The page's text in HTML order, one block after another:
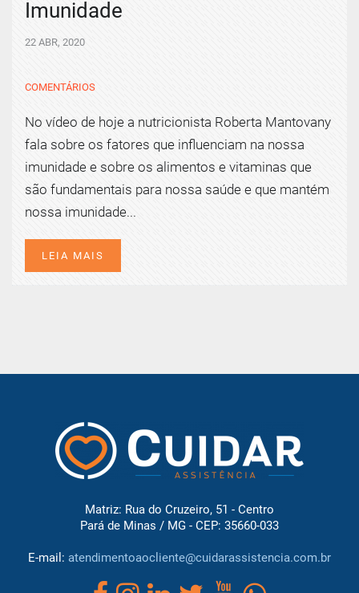
Imunidade
22 ABR, 2020
COMENTÁRIOS
No vídeo de hoje a nutricionista Roberta Mantovany
fala sobre os fatores que influenciam na nossa
imunidade e sobre os alimentos e vitaminas que
são fundamentais para nossa saúde e que mantém
nossa imunidade...
LEIA MAIS
Matriz: Rua do Cruzeiro, 51 - Centro
Pará de Minas / MG - CEP: 35660-033
E-mail: atendimentoaocliente@cuidarassistencia.com.br